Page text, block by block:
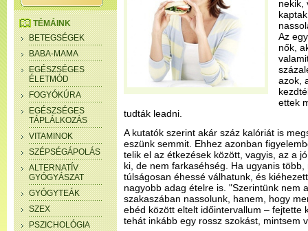
TÉMÁINK
BETEGSÉGEK
BABA-MAMA
EGÉSZSÉGES
ÉLETMÓD
FOGYÓKÚRA
EGÉSZSÉGES
TÁPLÁLKOZÁS
VITAMINOK
SZÉPSÉGÁPOLÁS
ALTERNATÍV
GYÓGYÁSZAT
GYÓGYTEÁK
SZEX
PSZICHOLÓGIA
nekik,
Az
nők,
azok,
ettek
tudták leadni.
A kutatók szerint akár száz kalóriát is
eszünk semmit. Ehhez azonban
telik el az étkezések között, vagyis, az a
ki, de nem farkaséhség. Ha ugyanis
túlságosan éhessé válhatunk, és
nagyobb adag ételre is. "Szerintünk nem
szakaszában nassolunk, hanem, hogy
ebéd között eltelt időintervallum – fejtette
tehát inkább egy rossz szokást, mintsem